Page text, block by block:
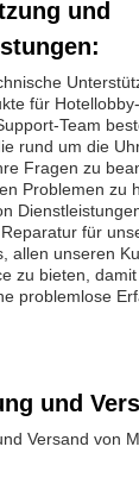
und
für
Team
rund um die
Fragen zu
Problemen zu
für
allen unseren
zu bieten,
problemlose
und
Versand von